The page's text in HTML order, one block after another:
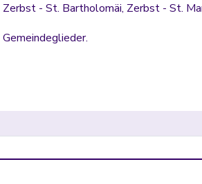
- St. Bartholomäi, Zerbst - St.